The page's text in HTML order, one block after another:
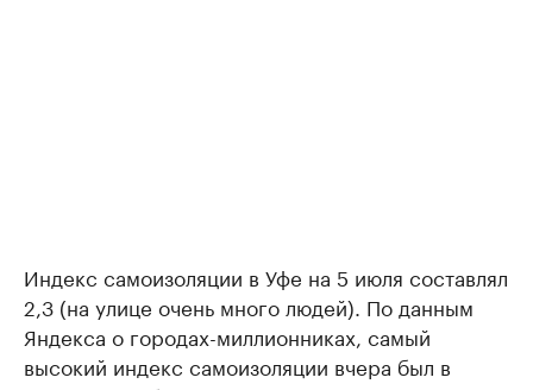
Индекс самоизоляции в Уфе на 5 июля составлял
2,3 (на улице очень много людей). По данным
Яндекса о городах-миллионниках, самый
высокий индекс самоизоляции вчера был в